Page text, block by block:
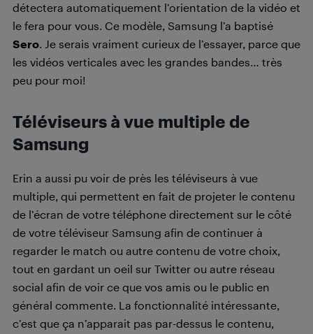
détectera automatiquement l’orientation de la vidéo et
le fera pour vous. Ce modèle, Samsung l’a baptisé
Sero. Je serais vraiment curieux de l’essayer, parce que
les vidéos verticales avec les grandes bandes… très
peu pour moi!
Téléviseurs à vue multiple de
Samsung
Erin a aussi pu voir de près les téléviseurs à vue
multiple, qui permettent en fait de projeter le contenu
de l’écran de votre téléphone directement sur le côté
de votre téléviseur Samsung afin de continuer à
regarder le match ou autre contenu de votre choix,
tout en gardant un oeil sur Twitter ou autre réseau
social afin de voir ce que vos amis ou le public en
général commente. La fonctionnalité intéressante,
c’est que ça n’apparait pas par-dessus le contenu,